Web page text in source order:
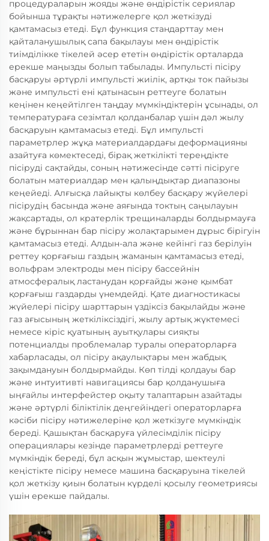
процедураларын жояды және өндірістік сериялар
бойынша тұрақты нәтижелерге қол жеткізуді
қамтамасыз етеді. Бұл функция стандарттау мен
қайталанушылық сапа бақылауы мен өндірістік
тиімділікке тікелей әсер ететін өндірістік орталарда
ерекше маңызды болып табылады. Импульсті пісіру
басқаруы әртүрлі импульсті жиілік, артқы ток пайызы
және импульсті ені қатынасын реттеуге болатын
кеңінен кеңейтілген таңдау мүмкіндіктерін ұсынады, ол
температураға сезімтал қолданбалар үшін дәл жылу
басқаруын қамтамасыз етеді. Бұл импульсті
параметрлер жұқа материалдардағы деформацияны
азайтуға көмектеседі, бірақ жеткілікті тереңдікте
пісіруді сақтайды, соның нәтижесінде сәтті пісіруге
болатын материалдар мен қалыңдықтар диапазоны
кеңейеді. Алғысқа лайықты көлбеу басқару жүйелері
пісірудің басында және аяғында токтың саңылауын
жақсартады, ол кратерлік трещиналарды болдырмауға
және бұрыннан бар пісіру жолақтарымен дұрыс бірігуін
қамтамасыз етеді. Алдын-ала және кейінгі газ берілуін
реттеу қорғағыш газдың жаманын қамтамасыз етеді,
вольфрам электроды мен пісіру бассейнін
атмосфералық ластанудан қорғайды және қымбат
қорғағыш газдарды үнемдейді. Қате диагностикасы
жүйелері пісіру шарттарын үздіксіз бақылайды және
газ ағысының жеткіліксіздігі, жылу артық жүктемесі
немесе кіріс қуатының ауытқулары сияқты
потенциалды проблемалар туралы операторларға
хабарласады, ол пісіру ақаулықтары мен жабдық
зақымдануын болдырмайды. Көп тілді қолдауы бар
және интуитивті навигациясы бар қолданушыға
ыңғайлы интерфейстер оқыту талаптарын азайтады
және әртүрлі біліктілік деңгейіндегі операторларға
кәсіби пісіру нәтижелеріне қол жеткізуге мүмкіндік
береді. Қашықтан басқаруға үйлесімділік пісіру
операциялары кезінде параметрлерді реттеуге
мүмкіндік береді, бұл асқын жұмыстар, шектеулі
кеңістікте пісіру немесе машина басқаруына тікелей
қол жеткізу қиын болатын күрделі қосылу геометриясы
үшін ерекше пайдалы.